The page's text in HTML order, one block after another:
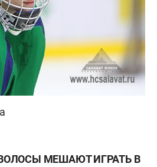
МЕШАЮТ ИГРАТЬ В